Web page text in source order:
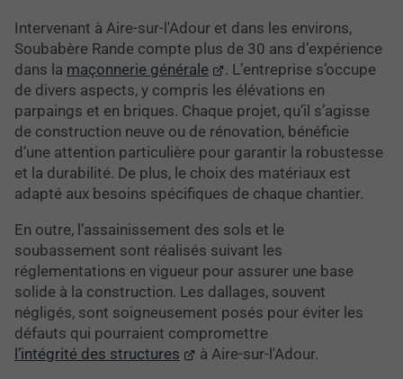
Intervenant à Aire-sur-l'Adour et dans les environs,
Soubabère Rande compte plus de 30 ans d’expérience
dans la maçonnerie générale
. L’entreprise s’occupe
de divers aspects, y compris les élévations en
parpaings et en briques. Chaque projet, qu’il s’agisse
de construction neuve ou de rénovation, bénéficie
d’une attention particulière pour garantir la robustesse
et la durabilité. De plus, le choix des matériaux est
adapté aux besoins spécifiques de chaque chantier.
En outre, l’assainissement des sols et le
soubassement sont réalisés suivant les
réglementations en vigueur pour assurer une base
solide à la construction. Les dallages, souvent
négligés, sont soigneusement posés pour éviter les
défauts qui pourraient compromettre
l’intégrité des structures
à Aire-sur-l'Adour.